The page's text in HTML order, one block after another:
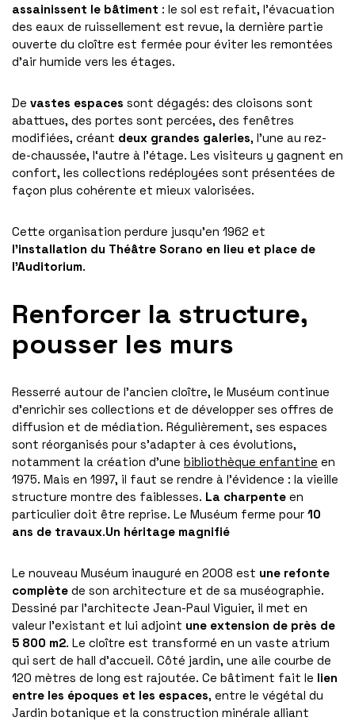
assainissent le bâtiment : le sol est refait, l’évacuation
des eaux de ruissellement est revue, la dernière partie
ouverte du cloître est fermée pour éviter les remontées
d’air humide vers les étages.
De vastes espaces sont dégagés: des cloisons sont
abattues, des portes sont percées, des fenêtres
modifiées, créant deux grandes galeries, l’une au rez-
de-chaussée, l‘autre à l’étage. Les visiteurs y gagnent en
confort, les collections redéployées sont présentées de
façon plus cohérente et mieux valorisées.
Cette organisation perdure jusqu’en 1962 et
l’installation du Théâtre Sorano en lieu et place de
l’Auditorium.
Renforcer la structure,
pousser les murs
Resserré autour de l’ancien cloître, le Muséum continue
d’enrichir ses collections et de développer ses offres de
diffusion et de médiation. Régulièrement, ses espaces
sont réorganisés pour s’adapter à ces évolutions,
notamment la création d’une bibliothèque enfantine en
1975. Mais en 1997, il faut se rendre à l’évidence : la vieille
structure montre des faiblesses. La charpente en
particulier doit être reprise. Le Muséum ferme pour 10
ans de travaux.Un héritage magnifié
Le nouveau Muséum inauguré en 2008 est une refonte
complète de son architecture et de sa muséographie.
Dessiné par l’architecte Jean-Paul Viguier, il met en
valeur l’existant et lui adjoint une extension de près de
5 800 m2. Le cloître est transformé en un vaste atrium
qui sert de hall d’accueil. Côté jardin, une aile courbe de
120 mètres de long est rajoutée. Ce bâtiment fait le lien
entre les époques et les espaces, entre le végétal du
Jardin botanique et la construction minérale alliant